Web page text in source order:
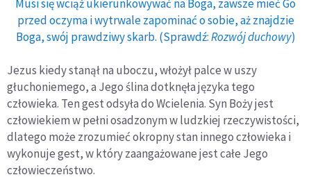
Musi się wciąż ukierunkowywać na Boga, zawsze mieć Go
przed oczyma i wytrwale zapominać o sobie, aż znajdzie
Boga, swój prawdziwy skarb. (Sprawdź:Rozwój duchowy)
Jezus kiedy stanął na uboczu, włożył palce w uszy
głuchoniemego, a Jego ślina dotknęła języka tego
człowieka. Ten gest odsyła do Wcielenia. Syn Boży jest
człowiekiem w pełni osadzonym w ludzkiej rzeczywistości,
dlatego może zrozumieć okropny stan innego człowieka i
wykonuje gest, w który zaangażowane jest całe Jego
człowieczeństwo.